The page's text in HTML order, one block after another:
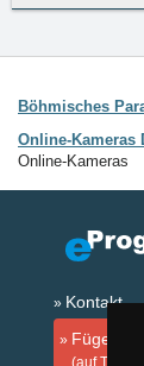
Böhmisches
Online-Kameras
Online-Kameras
Kontakt
Fügen
(auf